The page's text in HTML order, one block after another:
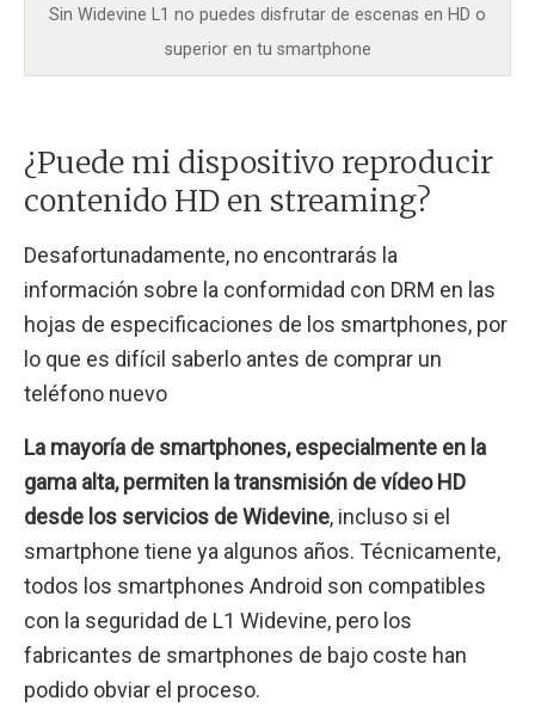
Sin Widevine L1 no puedes disfrutar de escenas en HD o
superior en tu smartphone
¿Puede mi dispositivo reproducir
contenido HD en streaming?
Desafortunadamente, no encontrarás la
información sobre la conformidad con DRM en las
hojas de especificaciones de los smartphones, por
lo que es difícil saberlo antes de comprar un
teléfono nuevo
La mayoría de smartphones, especialmente en la
gama alta, permiten la transmisión de vídeo HD
desde los servicios de Widevine, incluso si el
smartphone tiene ya algunos años. Técnicamente,
todos los smartphones Android son compatibles
con la seguridad de L1 Widevine, pero los
fabricantes de smartphones de bajo coste han
podido obviar el proceso.